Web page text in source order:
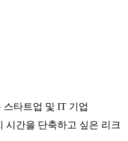
타트업 및 IT 기업
시간을 단축하고 싶은 리크